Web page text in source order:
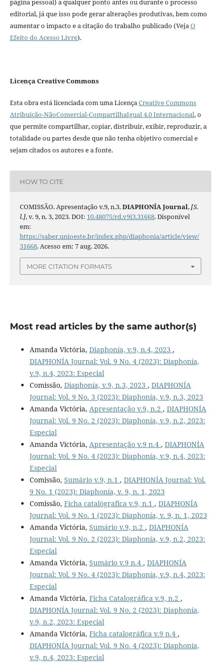
página pessoal) a qualquer ponto antes ou durante o processo
editorial, já que isso pode gerar alterações produtivas, bem como
aumentar o impacto e a citação do trabalho publicado (VejaO
Efeito do Acesso Livre).
Licença Creative Commons
Esta obra está licenciada com uma LicençaCreative Commons
Atribuição-NãoComercial-CompartilhaIgual 4.0 Internacional, o
que permite compartilhar, copiar, distribuir, exibir, reproduzir, a
totalidade ou partes desde que não tenha objetivo comercial e
sejam citados os autores e a fonte.
HOW TO CITE
COMISSÃO. Apresentação v.9, n.3.DIAPHONÍA Journal,[S.
l.], v. 9, n. 3, 2023. DOI: 10.48075/rd.v9i3.31668. Disponível
em:
https://saber.unioeste.br/index.php/diaphonia/article/view/
31668. Acesso em: 7 aug. 2026.
MORE CITATION FORMATS
Most read articles by the same author(s)
Amanda Victória, Diaphonía, v.9, n.4, 2023 ,
DIAPHONÍA Journal: Vol. 9 No. 4 (2023): Diaphonía,
v.9, n.4, 2023: Especial
Comissão, Diaphonía, v.9, n.3, 2023 , DIAPHONÍA
Journal: Vol. 9 No. 3 (2023): Diaphonía, v.9, n.3, 2023
Amanda Victória, Apresentação v.9, n.2 , DIAPHONÍA
Journal: Vol. 9 No. 2 (2023): Diaphonía, v.9, n.2, 2023:
Especial
Amanda Victória, Apresentação v.9 n.4 , DIAPHONÍA
Journal: Vol. 9 No. 4 (2023): Diaphonía, v.9, n.4, 2023:
Especial
Comissão, Sumário v.9, n.1 , DIAPHONÍA Journal: Vol.
9 No. 1 (2023): Diaphonía, v. 9, n. 1, 2023
Comissão, Ficha catalógrafica v.9, n.1 , DIAPHONÍA
Journal: Vol. 9 No. 1 (2023): Diaphonía, v. 9, n. 1, 2023
Amanda Victória, Sumário v.9, n.2 , DIAPHONÍA
Journal: Vol. 9 No. 2 (2023): Diaphonía, v.9, n.2, 2023:
Especial
Amanda Victória, Sumário v.9 n.4 , DIAPHONÍA
Journal: Vol. 9 No. 4 (2023): Diaphonía, v.9, n.4, 2023:
Especial
Amanda Victória, Ficha Catalográfica v.9, n.2 ,
DIAPHONÍA Journal: Vol. 9 No. 2 (2023): Diaphonía,
v.9, n.2, 2023: Especial
Amanda Victória, Ficha catalográfica v.9 n.4 ,
DIAPHONÍA Journal: Vol. 9 No. 4 (2023): Diaphonía,
v.9, n.4, 2023: Especial